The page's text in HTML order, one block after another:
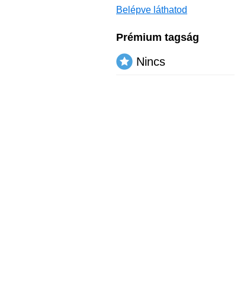
Belépve láthatod
Prémium tagság
Nincs